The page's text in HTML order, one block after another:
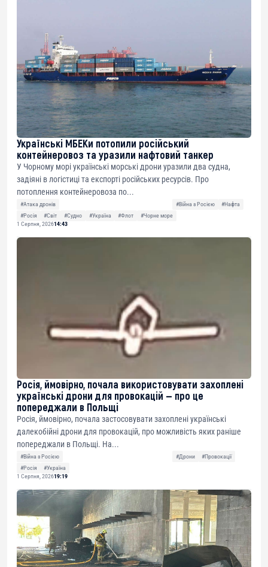
Українські МБЕКи потопили російський
контейнеровоз та уразили нафтовий танкер
У Чорному морі українські морські дрони уразили два судна,
задіяні в логістиці та експорті російських ресурсів. Про
потоплення контейнеровоза по...
#Атака дронів #Війна з Росією
#Нафта
#Росія
#Світ #Судно #Україна #Флот
#Чорне море
1 Серпня, 202614:43
Росія, ймовірно, почала використовувати захоплені
українські дрони для провокацій — про це
попереджали в Польщі
Росія, ймовірно, почала застосовувати захоплені українські
далекобійні дрони для провокацій, про можливість яких раніше
попереджали в Польщі. На...
#Війна з Росією #Дрони
#Провокації
#Росія
#Україна
1 Серпня, 202619:19